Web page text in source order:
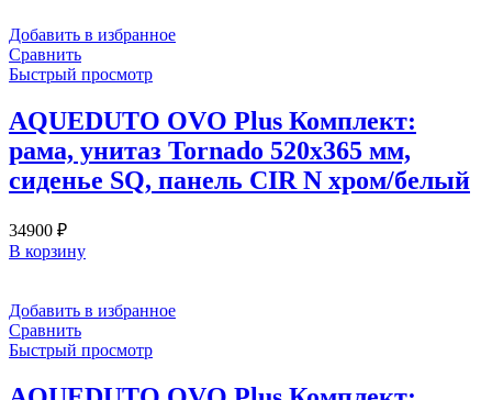
Добавить в избранное
Сравнить
Быстрый просмотр
AQUEDUTO OVO Plus Комплект:
рама, унитаз Tornado 520х365 мм,
сиденье SQ, панель CIR N хром/белый
34900 ₽
В корзину
Добавить в избранное
Сравнить
Быстрый просмотр